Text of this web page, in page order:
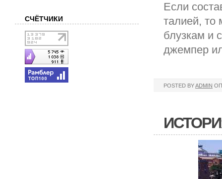
Если
талией, то
блузкам и
джемпер
POSTED BYADMIN
СЧЁТЧИКИ